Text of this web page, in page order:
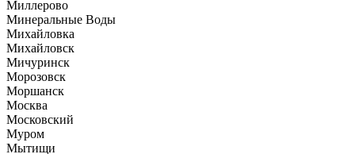
Миллерово
Минеральные Воды
Михайловка
Михайловск
Мичуринск
Морозовск
Моршанск
Москва
Московский
Муром
Мытищи